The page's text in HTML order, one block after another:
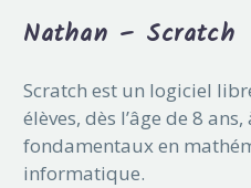
Nathan – Scratch
Scratch est un logiciel
élèves, dès l’âge de 8
fondamentaux en
informatique.